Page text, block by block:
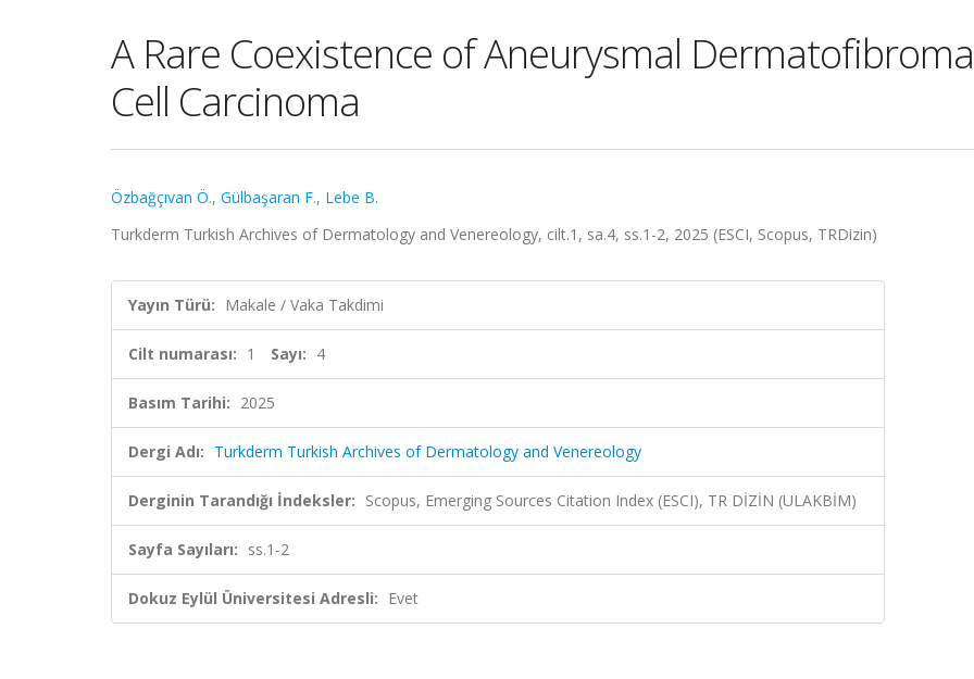
A Rare Coexistence of Aneurysmal
Cell Carcinoma
Özbağçıvan Ö., Gülbaşaran F., Lebe B.
Turkderm Turkish Archives of Dermatology and Venereology, cilt.1, sa.4, ss.1-2, 2025 (ESCI, Scopus, TRDizin)
Yayın Türü: Makale / Vaka Takdimi
Cilt numarası: 1 Sayı: 4
Basım Tarihi: 2025
Dergi Adı: Turkderm Turkish Archives of Dermatology and Venereology
Derginin Tarandığı İndeksler: Scopus, Emerging Sources Citation Index (ESCI), TR DİZİN (ULAKBİM)
Sayfa Sayıları: ss.1-2
Dokuz Eylül Üniversitesi Adresli: Evet